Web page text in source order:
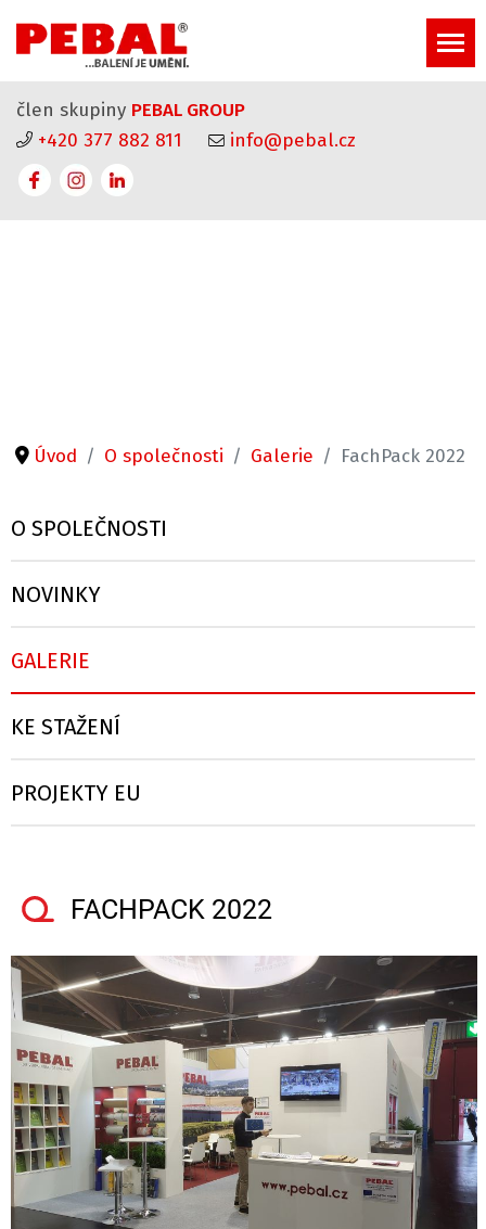
člen skupiny PEBAL GROUP
+420 377 882 811
info@pebal.cz
Úvod O společnosti Galerie FachPack 2022
O SPOLEČNOSTI
NOVINKY
GALERIE
KE STAŽENÍ
PROJEKTY EU
FACHPACK 2022